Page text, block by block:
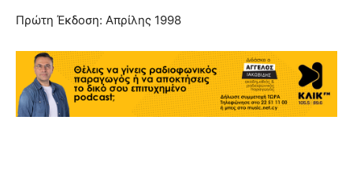
Πρώτη Έκδοση: Απρίλης 1998